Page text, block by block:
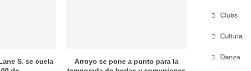
S. se cuela
Arroyo se pone a punto para la
Clubs
Cultura
Danza